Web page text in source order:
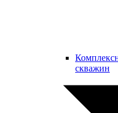
скважин